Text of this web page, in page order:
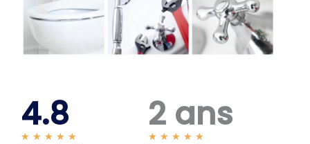
4.8
★ ★ ★ ★ ★
2 ans
★ ★ ★ ★ ★